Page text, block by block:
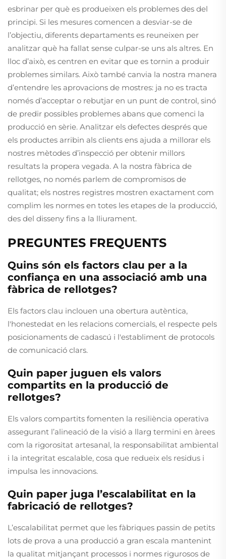
esbrinar per què es produeixen els problemes des del
principi. Si les mesures comencen a desviar-se de
l’objectiu, diferents departaments es reuneixen per
analitzar què ha fallat sense culpar-se uns als altres. En
lloc d’això, es centren en evitar que es tornin a produir
problemes similars. Això també canvia la nostra manera
d’entendre les aprovacions de mostres: ja no es tracta
només d’acceptar o rebutjar en un punt de control, sinó
de predir possibles problemes abans que comenci la
producció en sèrie. Analitzar els defectes després que
els productes arribin als clients ens ajuda a millorar els
nostres mètodes d’inspecció per obtenir millors
resultats la propera vegada. A la nostra fàbrica de
rellotges, no només parlem de compromisos de
qualitat; els nostres registres mostren exactament com
complim les normes en totes les etapes de la producció,
des del disseny fins a la lliurament.
PREGUNTES FREQUENTS
Quins són els factors clau per a la
confiança en una associació amb una
fàbrica de rellotges?
Els factors clau inclouen una obertura autèntica,
l'honestedat en les relacions comercials, el respecte pels
posicionaments de cadascú i l'establiment de protocols
de comunicació clars.
Quin paper juguen els valors
compartits en la producció de
rellotges?
Els valors compartits fomenten la resiliència operativa
assegurant l’alineació de la visió a llarg termini en àrees
com la rigorositat artesanal, la responsabilitat ambiental
i la integritat escalable, cosa que redueix els residus i
impulsa les innovacions.
Quin paper juga l’escalabilitat en la
fabricació de rellotges?
L’escalabilitat permet que les fàbriques passin de petits
lots de prova a una producció a gran escala mantenint
la qualitat mitjançant processos i normes rigurosos de